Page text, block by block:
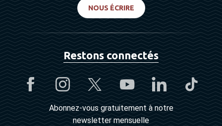
NOUS ÉCRIRE
Restons connectés
Abonnez-vous gratuitement à notre
newsletter mensuelle